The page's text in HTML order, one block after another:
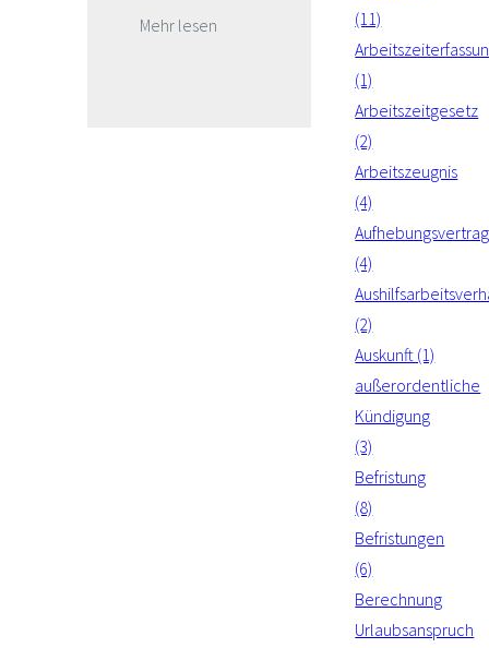
Mehr lesen
(11)
(1)
Arbeitszeitgesetz
(2)
Arbeitszeugnis
(4)
Aufhebungsvertrag
(4)
(2)
Auskunft (1)
außerordentliche
Kündigung
(3)
Befristung
(8)
Befristungen
(6)
Berechnung
Urlaubsanspruch